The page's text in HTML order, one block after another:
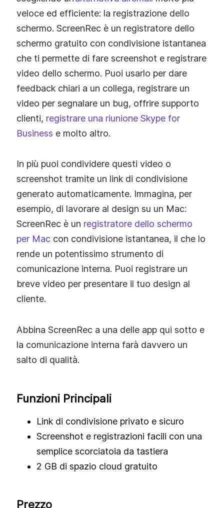
veloce ed efficiente: la registrazione dello
schermo. ScreenRec è un registratore dello
schermo gratuito con condivisione istantanea
che ti permette di fare screenshot e registrare
video dello schermo. Puoi usarlo per dare
feedback chiari a un collega, registrare un
video per segnalare un bug, offrire supporto
clienti, registrare una riunione Skype for
Business e molto altro.
In più puoi condividere questi video o
screenshot tramite un link di condivisione
generato automaticamente. Immagina, per
esempio, di lavorare al design su un Mac:
ScreenRec è un registratore dello schermo
per Mac con condivisione istantanea, il che lo
rende un potentissimo strumento di
comunicazione interna. Puoi registrare un
breve video per presentare il tuo design al
cliente.
Abbina ScreenRec a una delle app qui sotto e
la comunicazione interna farà davvero un
salto di qualità.
Funzioni Principali
Link di condivisione privato e sicuro
Screenshot e registrazioni facili con una
semplice scorciatoia da tastiera
2 GB di spazio cloud gratuito
Prezzo